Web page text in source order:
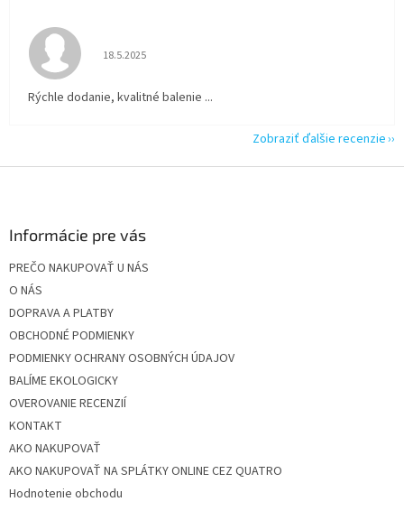
Hodnotenie obchodu je 5 z 5 hviezdičiek.
18.5.2025
Rýchle dodanie, kvalitné balenie ...
Zobraziť ďalšie recenzie
Informácie pre vás
PREČO NAKUPOVAŤ U NÁS
O NÁS
DOPRAVA A PLATBY
OBCHODNÉ PODMIENKY
PODMIENKY OCHRANY OSOBNÝCH ÚDAJOV
BALÍME EKOLOGICKY
OVEROVANIE RECENZIÍ
KONTAKT
AKO NAKUPOVAŤ
AKO NAKUPOVAŤ NA SPLÁTKY ONLINE CEZ QUATRO
Hodnotenie obchodu